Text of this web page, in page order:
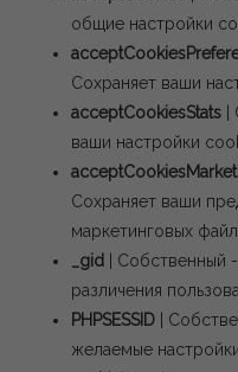
общие настройки
Сохраняет ваши
acceptCookiesStats |
ваши настройки
Сохраняет ваши
маркетинговых
_gid
| Собственный
различения
PHPSESSID |
желаемые